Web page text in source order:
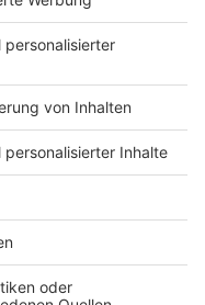
ANTENNE
wechseln